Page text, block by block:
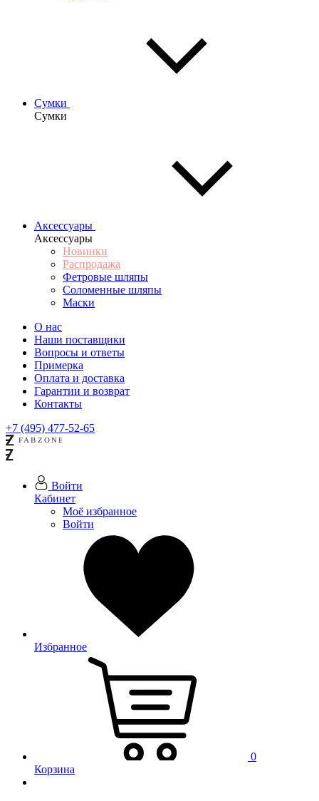
Сумки
Сумки
Аксессуары
Аксессуары
Новинки
Распродажа
Фетровые шляпы
Соломенные шляпы
Маски
О нас
Наши поставщики
Вопросы и ответы
Примерка
Оплата и доставка
Гарантии и возврат
Контакты
+7 (495) 477-52-65
Войти
Кабинет
Моё избранное
Войти
Избранное
0
Корзина